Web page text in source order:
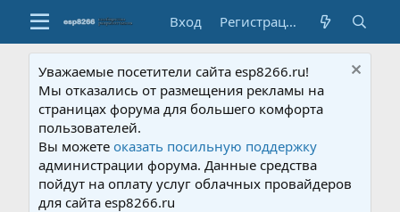
Вход Регистрация
Уважаемые посетители сайта esp8266.ru!
Мы отказались от размещения рекламы на
страницах форума для большего комфорта
пользователей.
Вы можетеоказать посильную поддержку
администрации форума. Данные средства
пойдут на оплату услуг облачных провайдеров
для сайта esp8266.ru